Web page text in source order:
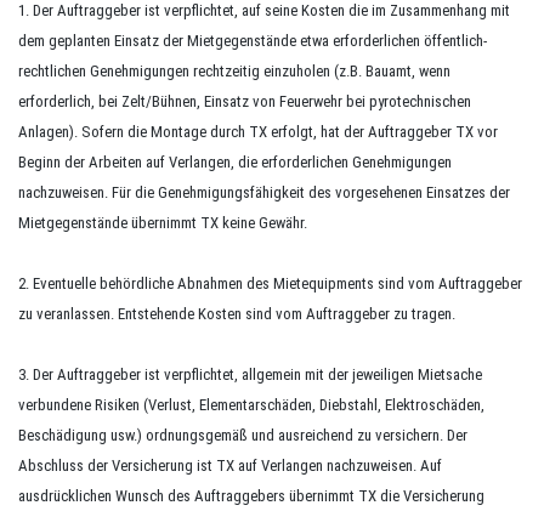
1. Der Auftraggeber ist verpflichtet, auf seine Kosten die im Zusammenhang mit
dem geplanten Einsatz der Mietgegenstände etwa erforderlichen öffentlich-
rechtlichen Genehmigungen rechtzeitig einzuholen (z.B. Bauamt, wenn
erforderlich, bei Zelt/Bühnen, Einsatz von Feuerwehr bei pyrotechnischen
Anlagen). Sofern die Montage durch TX erfolgt, hat der Auftraggeber TX vor
Beginn der Arbeiten auf Verlangen, die erforderlichen Genehmigungen
nachzuweisen. Für die Genehmigungsfähigkeit des vorgesehenen Einsatzes der
Mietgegenstände übernimmt TX keine Gewähr.
2. Eventuelle behördliche Abnahmen des Mietequipments sind vom Auftraggeber
zu veranlassen. Entstehende Kosten sind vom Auftraggeber zu tragen.
3. Der Auftraggeber ist verpflichtet, allgemein mit der jeweiligen Mietsache
verbundene Risiken (Verlust, Elementarschäden, Diebstahl, Elektroschäden,
Beschädigung usw.) ordnungsgemäß und ausreichend zu versichern. Der
Abschluss der Versicherung ist TX auf Verlangen nachzuweisen. Auf
ausdrücklichen Wunsch des Auftraggebers übernimmt TX die Versicherung